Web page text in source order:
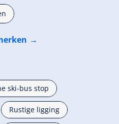
ski-bus stop
Rustige ligging